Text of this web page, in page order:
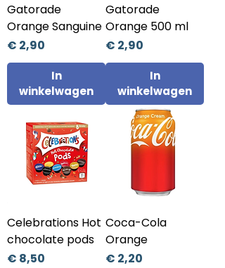
Gatorade
Orange Sanguine
Prijs
€ 2,90
In
winkelwagen
Gatorade
Orange 500 ml
Prijs
€ 2,90
In
winkelwagen
Celebrations Hot
chocolate pods
Prijs
€ 8,50
Coca-Cola
Orange
Prijs
€ 2,20